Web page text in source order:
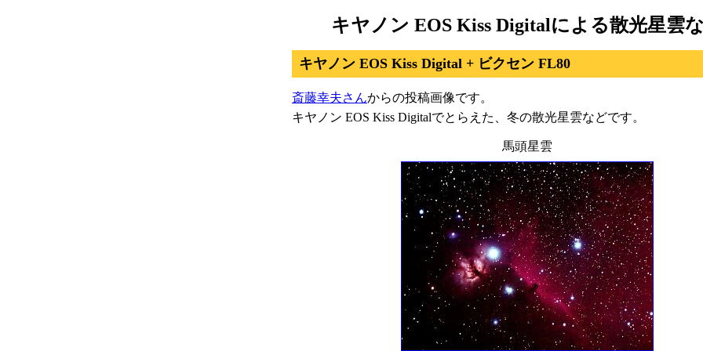
キヤノン EOS Kiss Digitalによる散光星雲
キヤノン EOS Kiss Digital + ビクセン FL80
斎藤幸夫さんからの投稿画像です。
キヤノン EOS Kiss Digitalでとらえた、冬の散光星雲などです。
馬頭星雲